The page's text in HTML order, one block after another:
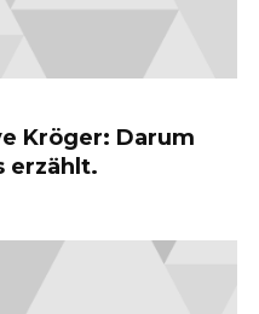
Kröger: Darum
erzählt.